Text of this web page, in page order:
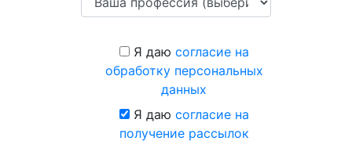
Я даю согласие на
обработку персональных
данных
Я даю согласие на
получение рассылок